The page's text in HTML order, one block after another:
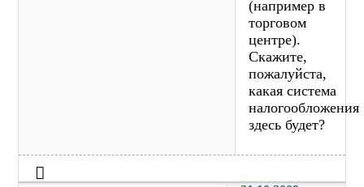
(например в
торговом
центре).
Скажите,
пожалуйста,
какая система
налогообложения
здесь будет?